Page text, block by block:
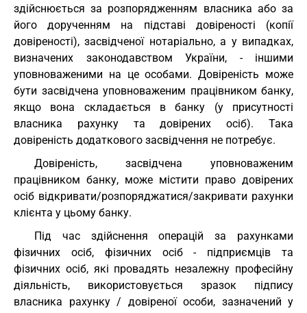
здійснюється за розпорядженням власника або за
його дорученням на підставі довіреності (копії
довіреності), засвідченої нотаріально, а у випадках,
визначених законодавством України, - іншими
уповноваженими на це особами. Довіреність може
бути засвідчена уповноваженим працівником банку,
якщо вона складається в банку (у присутності
власника рахунку та довірених осіб). Така
довіреність додаткового засвідчення не потребує.
Довіреність, засвідчена уповноваженим
працівником банку, може містити право довірених
осіб відкривати/розпоряджатися/закривати рахунки
клієнта у цьому банку.
Під час здійснення операцій за рахунками
фізичних осіб, фізичних осіб - підприємців та
фізичних осіб, які провадять незалежну професійну
діяльність, використовується зразок підпису
власника рахунку / довіреної особи, зазначений у